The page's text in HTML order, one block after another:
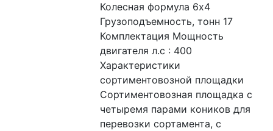
Колесная формула 6x4
Грузоподъемность, тонн 17
Комплектация Мощность
двигателя л.с : 400
Характеристики
сортиментовозной площадки
Сортиментовозная площадка с
четыремя парами коников для
перевозки сортамента, с